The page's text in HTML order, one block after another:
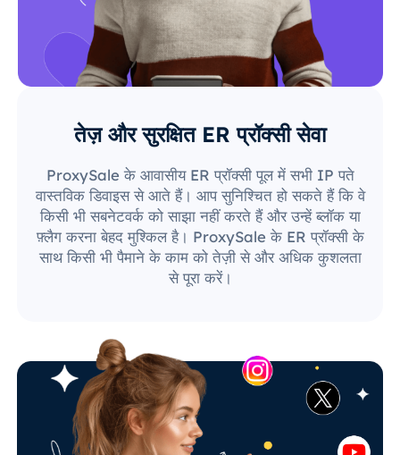
तेज़ और सुरक्षित ER प्रॉक्सी सेवा
ProxySale के आवासीय ER प्रॉक्सी पूल में सभी IP पते
वास्तविक डिवाइस से आते हैं। आप सुनिश्चित हो सकते हैं कि वे
किसी भी सबनेटवर्क को साझा नहीं करते हैं और उन्हें ब्लॉक या
फ़्लैग करना बेहद मुश्किल है। ProxySale के ER प्रॉक्सी के
साथ किसी भी पैमाने के काम को तेज़ी से और अधिक कुशलता
से पूरा करें।